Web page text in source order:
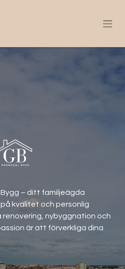
– ditt familjeägda
kvalitet och personlig
renovering, nybyggnation och
är att förverkliga dina